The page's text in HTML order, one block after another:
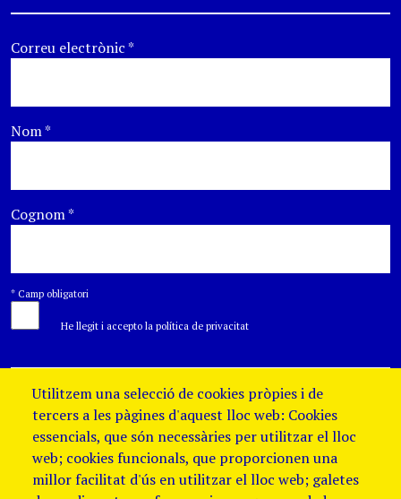
Correu electrònic*
Nom*
Cognom*
* Camp obligatori
He llegit i accepto la política de privacitat
Utilitzem una selecció de cookies pròpies i de
tercers a les pàgines d'aquest lloc web: Cookies
essencials, que són necessàries per utilitzar el lloc
web; cookies funcionals, que proporcionen una
millor facilitat d'ús en utilitzar el lloc web; galetes